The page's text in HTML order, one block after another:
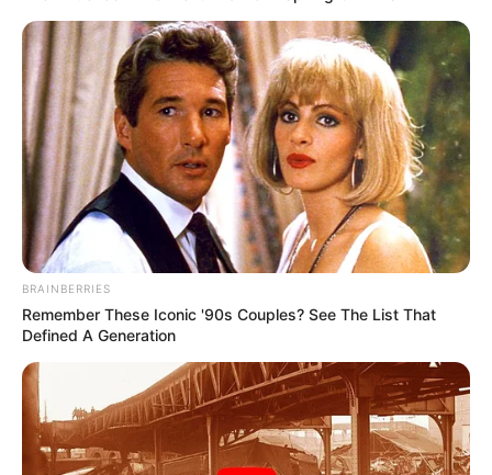
BRAINBERRIES
Remember These Iconic '90s Couples? See The List That
Defined A Generation